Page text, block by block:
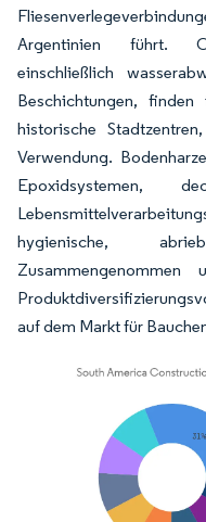
Argentinien führt.
einschließlich
Beschichtungen,
historische
Verwendung.
Epoxidsystemen,
hygienische,
auf dem Markt für